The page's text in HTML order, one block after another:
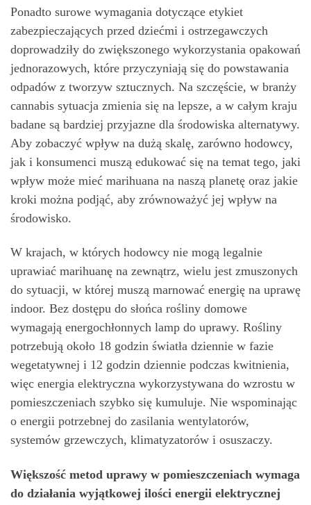
Ponadto surowe wymagania dotyczące etykiet
zabezpieczających przed dziećmi i ostrzegawczych
doprowadziły do ​​zwiększonego wykorzystania opakowań
jednorazowych, które przyczyniają się do powstawania
odpadów z tworzyw sztucznych. Na szczęście, w branży
cannabis sytuacja zmienia się na lepsze, a w całym kraju
badane są bardziej przyjazne dla środowiska alternatywy.
Aby zobaczyć wpływ na dużą skalę, zarówno hodowcy,
jak i konsumenci muszą edukować się na temat tego, jaki
wpływ może mieć marihuana na naszą planetę oraz jakie
kroki można podjąć, aby zrównoważyć jej wpływ na
środowisko.
W krajach, w których hodowcy nie mogą legalnie
uprawiać marihuanę na zewnątrz, wielu jest zmuszonych
do sytuacji, w której muszą marnować energię na uprawę
indoor. Bez dostępu do słońca rośliny domowe
wymagają energochłonnych lamp do uprawy. Rośliny
potrzebują około 18 godzin światła dziennie w fazie
wegetatywnej i 12 godzin dziennie podczas kwitnienia,
więc energia elektryczna wykorzystywana do wzrostu w
pomieszczeniach szybko się kumuluje. Nie wspominając
o energii potrzebnej do zasilania wentylatorów,
systemów grzewczych, klimatyzatorów i osuszaczy.
Większość metod uprawy w pomieszczeniach wymaga
do działania wyjątkowej ilości energii elektrycznej